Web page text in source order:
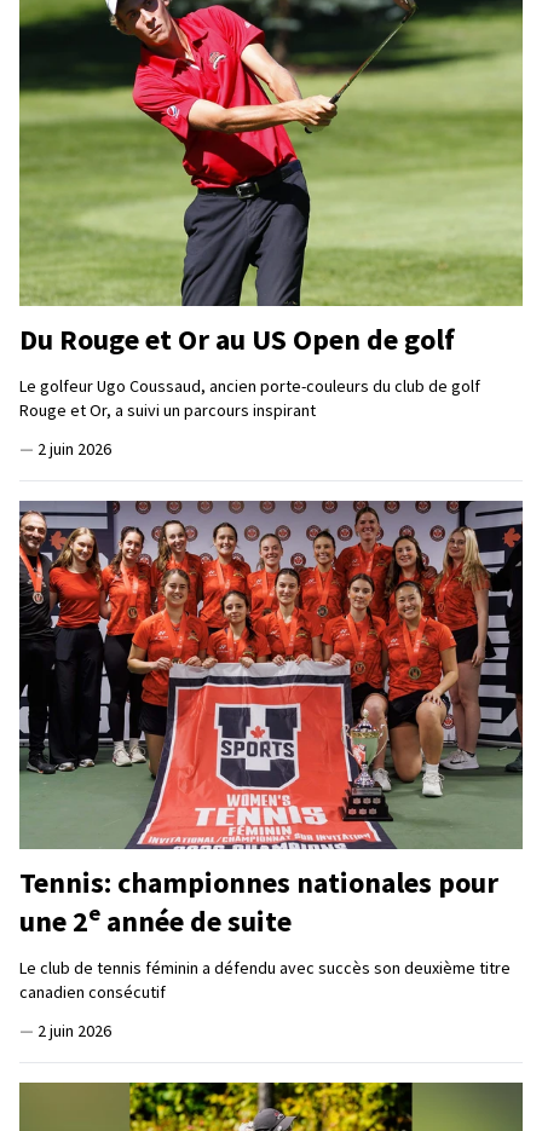
Du Rouge et Or au US Open de golf
Le golfeur Ugo Coussaud, ancien porte-couleurs du club de golf
Rouge et Or, a suivi un parcours inspirant
— 2 juin 2026
Tennis: championnes nationales pour
une 2e année de suite
Le club de tennis féminin a défendu avec succès son deuxième titre
canadien consécutif
— 2 juin 2026